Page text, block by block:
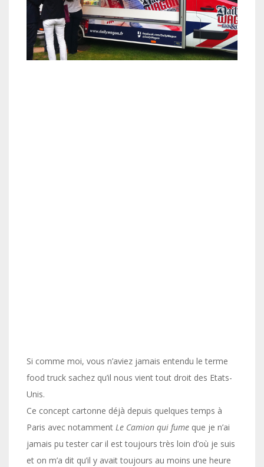
Si comme moi, vous n’aviez jamais entendu le terme
food truck sachez qu’il nous vient tout droit des Etats-
Unis.
Ce concept cartonne déjà depuis quelques temps à
Paris avec notamment Le Camion qui fume que je n’ai
jamais pu tester car il est toujours très loin d’où je suis
et on m’a dit qu’il y avait toujours au moins une heure